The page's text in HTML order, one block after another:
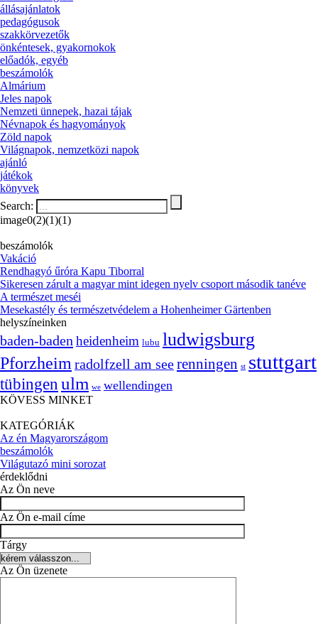
állásajánlatok
pedagógusok
szakkörvezetők
önkéntesek, gyakornokok
előadók, egyéb
beszámolók
Almárium
Jeles napok
Nemzeti ünnepek, hazai tájak
Névnapok és hagyományok
Zöld napok
Világnapok, nemzetközi napok
ajánló
játékok
könyvek
Search:
image0(2)(1)(1)
beszámolók
Vakáció
Rendhagyó űróra Kapu Tiborral
Sikeresen zárult a magyar mint idegen nyelv csoport második tanéve
A természet meséi
Mesekastély és természetvédelem a Hohenheimer Gärtenben
helyszíneinken
baden-baden heidenheim lubu ludwigsburg
Pforzheim radolfzell am seerenningen st stuttgart
tübingen ulm we wellendingen
KÖVESS MINKET
KATEGÓRIÁK
Az én Magyarországom
beszámolók
Világutazó mini sorozat
érdeklődni
Az Ön neve
Az Ön e-mail címe
Tárgy
Az Ön üzenete